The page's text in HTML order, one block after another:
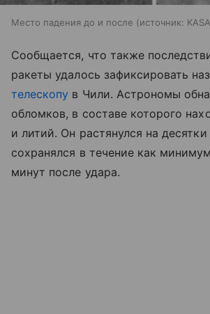
Место падения до и после источник: KASA
Сообщается, что также
ракеты удалось зафиксировать
телескопу в Чили. Астрономы
обломков, в составе которого
и литий. Он растянулся на
сохранялся в течение как
минут после удара.